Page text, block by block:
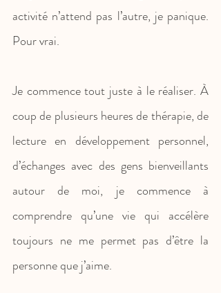
activité n’attend pas l’autre, je panique.
Pour vrai.
Je commence tout juste à le réaliser. À
coup de plusieurs heures de thérapie, de
lecture en développement personnel,
d’échanges avec des gens bienveillants
autour de moi, je commence à
comprendre qu’une vie qui accélère
toujours ne me permet pas d’être la
personne que j’aime.